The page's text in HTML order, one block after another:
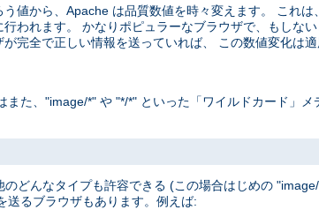
値から、Apache は品質数値を時々変えます。 これ
われます。 かなりポピュラーなブラウザで、もしな
完全で正しい情報を送っていれば、 この数値変化は適
た、"image/*" や "*/*" といった「ワイルドカード」メ
どんなタイプも許容できる (この場合はじめの
送るブラウザもあります。例えば: